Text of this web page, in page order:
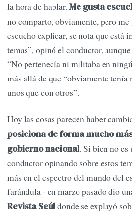
la hora de hablar. Me gusta
no comparto, obviamente, pero me
escucho explicar, se nota que está
temas”, opinó el conductor,
“No pertenecía ni militaba en
más allá de que “obviamente tenía
unos que con otros”.
Hoy las cosas parecen haber
posiciona de forma mucho
gobierno nacional. Si bien no es
conductor opinando sobre estos
más en el espectro del mundo del
farándula - en marzo pasado dio
Revista Seúldonde se explayó